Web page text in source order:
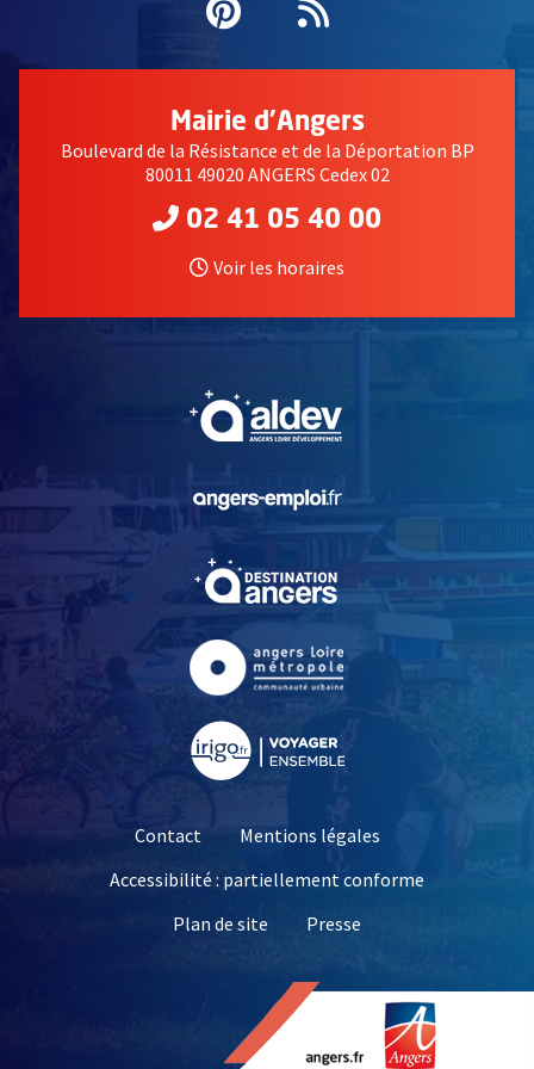
Pinterest
, Ouvre une
Flux RSS
Mairie d'Angers
Boulevard de la Résistance et de la Déportation BP
80011 49020 ANGERS Cedex 02
02 41 05 40 00
Voir les horaires
, Ouvre une nouvelle
, Ouvre une nouvelle
Contact
Mentions légales
Accessibilité : partiellement conforme
Plan de site
Presse